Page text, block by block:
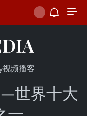
视频播客
世界十大